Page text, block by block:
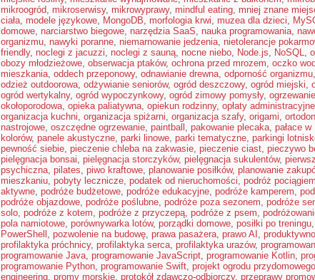
mikroogród, mikroserwisy, mikrowyprawy, mindful eating, mniej znane
ciała, modele językowe, MongoDB, morfologia krwi, muzea dla dzieci,
domowe, narciarstwo biegowe, narzędzia SaaS, nauka programowania,
organizmu, nawyki poranne, niemarnowanie jedzenia, nietolerancje
friendly, noclegi z jacuzzi, noclegi z sauną, nocne niebo, Node.js, NoSQL,
obozy młodzieżowe, obserwacja ptaków, ochrona przed mrozem, oczko
mieszkania, oddech przeponowy, odnawianie drewna, odporność organizmu,
odzież outdoorowa, odżywianie seniorów, ogród deszczowy, ogród miejski,
ogród wertykalny, ogród wypoczynkowy, ogród zimowy pomysły,
okołoporodowa, opieka paliatywna, opiekun rodzinny, opłaty administracyjne
organizacja kuchni, organizacja spiżarni, organizacja szafy, origami,
nastrojowe, oszczędne ogrzewanie, paintball , pakowanie plecaka, pałace
kolorów, panele akustyczne, parki linowe, parki tematyczne, parkingi
pewność siebie, pieczenie chleba na zakwasie, pieczenie ciast, pieczywo
pielęgnacja bonsai, pielęgnacja storczyków, pielęgnacja sukulentów,
psychiczna, pilates, piwo kraftowe, planowanie posiłków, planowanie
mieszkaniu, pobyty lecznicze, podatek od nieruchomości, podróż pociągiem
aktywne, podróże budżetowe, podróże edukacyjne, podróże kamperem,
podróże objazdowe, podróże poślubne, podróże poza sezonem, podróże
solo, podróże z kotem, podróże z przyczepą, podróże z psem,
pola namiotowe, porównywarka lotów, porządki domowe, posiłki po treningu,
PowerShell , pozwolenie na budowę, prawa pasażera, prawo AI ,
profilaktyka próchnicy, profilaktyka serca, profilaktyka urazów,
programowanie Java, programowanie JavaScript, programowanie Kotlin,
programowanie Python, programowanie Swift, projekt ogrodu przydomowego
engineering, promy morskie, protokół zdawczo-odbiorczy, przeprawy